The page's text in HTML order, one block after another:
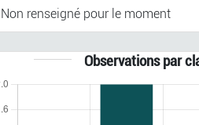
Non renseigné pour le moment
Observations par